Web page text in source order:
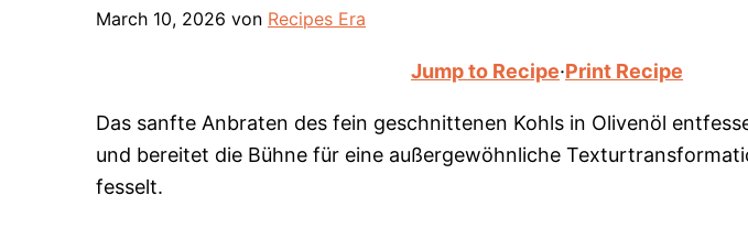
March 10, 2026 von Recipes Era
Jump to Recipe·Print Recipe
Das sanfte Anbraten des fein geschnittenen Kohls in Olivenöl
und bereitet die Bühne für eine außergewöhnliche
fesselt.